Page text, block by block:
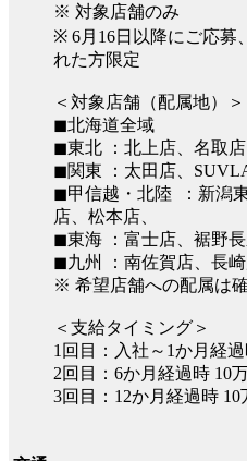
※ 対象店舗のみ
※ 6月16日以降にご応募
れた方限定
＜対象店舗（配属地）＞
◼︎北海道全域
◼︎東北 ：北上店、名取
◼︎関東 ：太田店、
◼︎甲信越・北陸 ：新潟
店、松本店、
◼︎東海 ：富士店、裾野
◼︎九州 ：南佐賀店、長
※ 希望店舗への配属は
＜支給タイミング＞
1回目：入社～1か月経
2回目：6か月経過時 10
3回目：12か月経過時 10